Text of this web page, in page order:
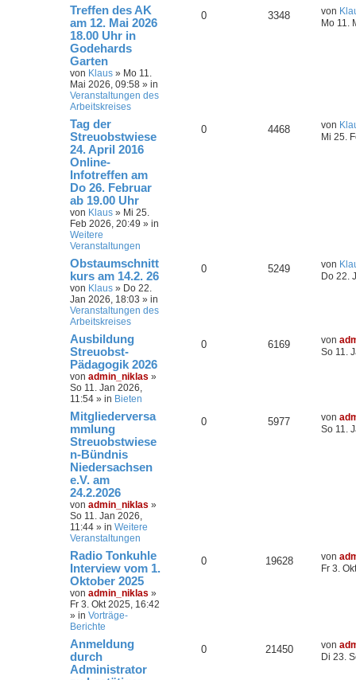
Treffen des AK
am 12. Mai 2026
18.00 Uhr in
Godehards
Garten
von Klaus » Mo 11.
Mai 2026, 09:58 » in
Veranstaltungen des
Arbeitskreises
0 3348 von
Mo 11.
Tag der
Streuobstwiese
24. April 2016
Online-
Infotreffen am
Do 26. Februar
ab 19.00 Uhr
von Klaus » Mi 25.
Feb 2026, 20:49 » in
Weitere
Veranstaltungen
0 4468 von
Mi 25.
Obstaumschnitt
kurs am 14.2. 26
von Klaus » Do 22.
Jan 2026, 18:03 » in
Veranstaltungen des
Arbeitskreises
0 5249 von
Do 22.
Ausbildung
Streuobst-
Pädagogik 2026
von admin_niklas »
So 11. Jan 2026,
11:54 » in Bieten
0 6169 von
So 11.
Mitgliederversa
mmlung
Streuobstwiese
n-Bündnis
Niedersachsen
e.V. am
24.2.2026
von admin_niklas »
So 11. Jan 2026,
11:44 » in Weitere
Veranstaltungen
0 5977 von
So 11.
Radio Tonkuhle
Interview vom 1.
Oktober 2025
von admin_niklas »
Fr 3. Okt 2025, 16:42
» in Vorträge-
Berichte
0 19628 von
Fr 3.
Anmeldung
durch
Administrator
0 21450 von
Di 23.